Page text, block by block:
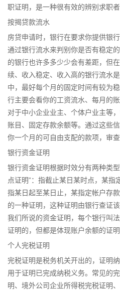
职证明，是一种很有效的辨别求职
按揭贷款流水
房贷申请时，银行在要求你提供银
通过银行流水来判别你是否有稳定
的银行也许多多少少会有差距，但
续、收入稳定、收入高的银行流水
中，最好每个月的固定时间有较为
行主要会看你的工资流水、每月的
对于中小企业业主、个体户业主等
账目、固定存款余额等。通过这些
你一个月的可自由支配的款项，审
银行资金证明
银行资金证明根据时效分有两种类
点证明”：指截止某日某时点，某指
指某日起至某日止，某指定帐户存
的一种证明，这种证明由银行查证
我们所说的资金证明，每个银行叫
证明的，但都是体现账户余额的证明
个人完税证明
完税证明是税务机关开出的，证明
用于证明已完成纳税义务。常见的
明、境外公司企业所得税完税证明